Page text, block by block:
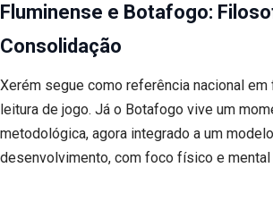
Fluminense e Botafogo:
Consolidação
Xerém segue como referência nacional
leitura de jogo. Já o Botafogo vive um
metodológica, agora integrado a um
desenvolvimento, com foco físico e mental